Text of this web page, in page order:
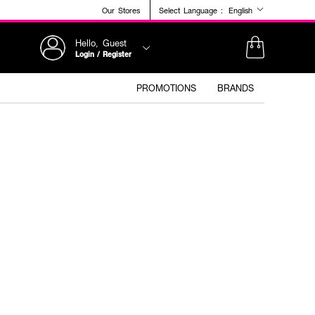
Our Stores Select Language : English
Hello, Guest
Login / Register
PROMOTIONS BRANDS